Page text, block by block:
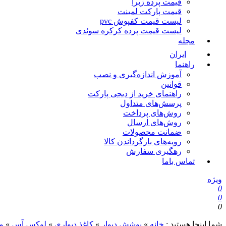
قیمت پرده زبرا
قیمت پارکت لمینت
لیست قیمت کفپوش pvc
لیست قیمت پرده کرکره سوئدی
مجله
ایران
راهنما
آموزش اندازه‌گیری و نصب
قوانین
راهنمای خرید از دیجی پارکت
پرسش‌های متداول
روش‌های پرداخت
روش‌های ارسال
ضمانت محصولات
رویه‌های بازگرداندن کالا
رهگیری سفارش
تماس باما
ویژه
0
0
0
شما اینجا هستید : خانه » پوشش دیوار » کاغذ دیواری » لوکس آس »